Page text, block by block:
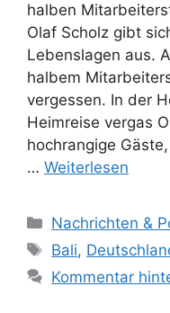
halben
Olaf Scholz gibt
Lebenslagen aus.
halbem
vergessen. In der
Heimreise vergas
hochrangige
… Weiterlesen
K
a
e
Nachrichten &
S
c
Bali,
Kommentar